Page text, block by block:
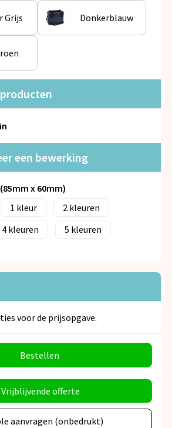
en buiten
Grijs Donkerblauw
een bewerking
x 60mm)
1
2
4 5
voor de prijsopgave.
Bestellen
Vrijblijvende offerte
aanvragen (onbedrukt)